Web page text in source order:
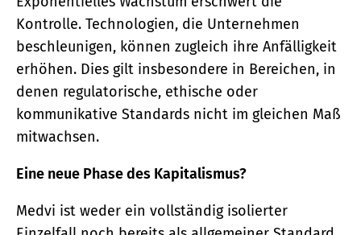
Kontrolle. Technologien, die Unternehmen
beschleunigen, können zugleich ihre Anfälligkeit
erhöhen. Dies gilt insbesondere in Bereichen, in
denen regulatorische, ethische oder
kommunikative Standards nicht im gleichen Maß
mitwachsen.
Eine neue Phase des Kapitalismus?
Medvi ist weder ein vollständig isolierter